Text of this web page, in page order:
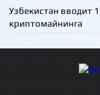
Узбекистан вводит
криптомайнинга